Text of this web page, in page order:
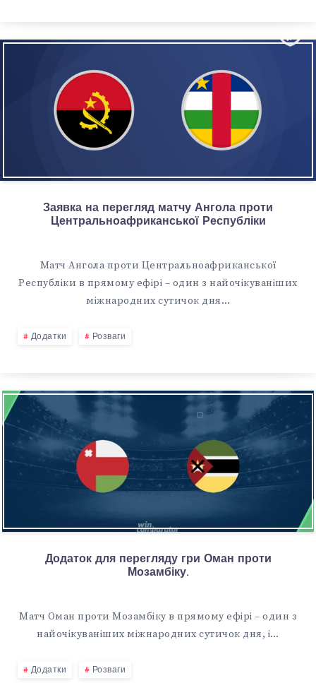
Заявка на перегляд матчу Ангола проти
Центральноафриканської Республіки
Матч Ангола проти Центральноафриканської
Республіки в прямому ефірі – один з найочікуваніших
міжнародних сутичок дня…
Додатки Розваги
Додаток для перегляду гри Оман проти
Мозамбіку.
Матч Оман проти Мозамбіку в прямому ефірі – один з
найочікуваніших міжнародних сутичок дня, і…
Додатки Розваги